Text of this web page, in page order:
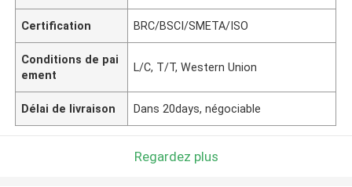
Certification BRC/BSCI/SMETA/ISO
Conditions de pai
ement
L/C, T/T, Western Union
Délai de livraison Dans 20days, négociable
Regardez plus